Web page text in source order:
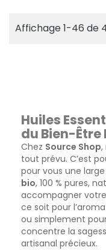
Affichage 1-46 de
Huiles
du Bien-Être
Chez Source Shop,
tout prévu. C’est
pour vous une
bio, 100 % pures,
accompagner
ce soit pour
ou simplement
concentre la
artisanal précieux.